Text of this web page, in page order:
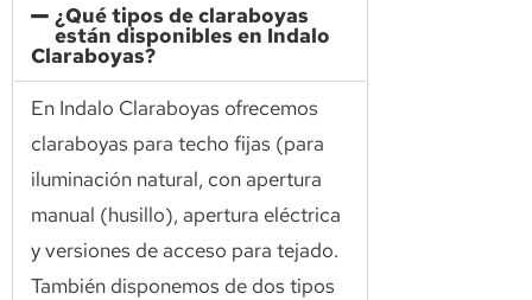
¿Qué tipos de claraboyas
están disponibles en Indalo
Claraboyas?
En Indalo Claraboyas ofrecemos
claraboyas para techo fijas (para
iluminación natural, con apertura
manual (husillo), apertura eléctrica
y versiones de acceso para tejado.
También disponemos de dos tipos